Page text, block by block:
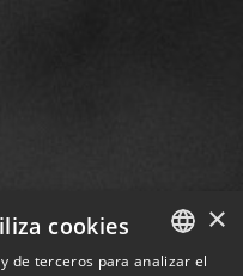
×
cookies
de terceros para analizar el